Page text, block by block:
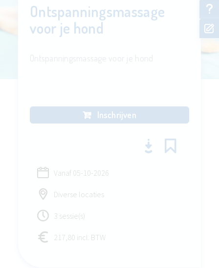
Ontspanningsmassage
voor je hond
Inschrijven
Vanaf 05-10-2026
Diverse locaties
3 sessie(s)
217,80 incl. BTW